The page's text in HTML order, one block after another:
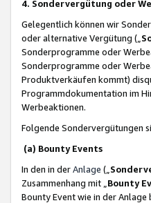
4. Sondervergütung oder
Gelegentlich können wir
oder alternative Vergütung („
Sonderprogramme oder
Sonderprogramme oder
Produktverkäufen kommt)
Programmdokumentation im
Werbeaktionen.
Folgende Sondervergütungen
(a) Bounty Events
In den in derAnlage („
Zusammenhang mit „ Bounty
Bounty Event wie in der